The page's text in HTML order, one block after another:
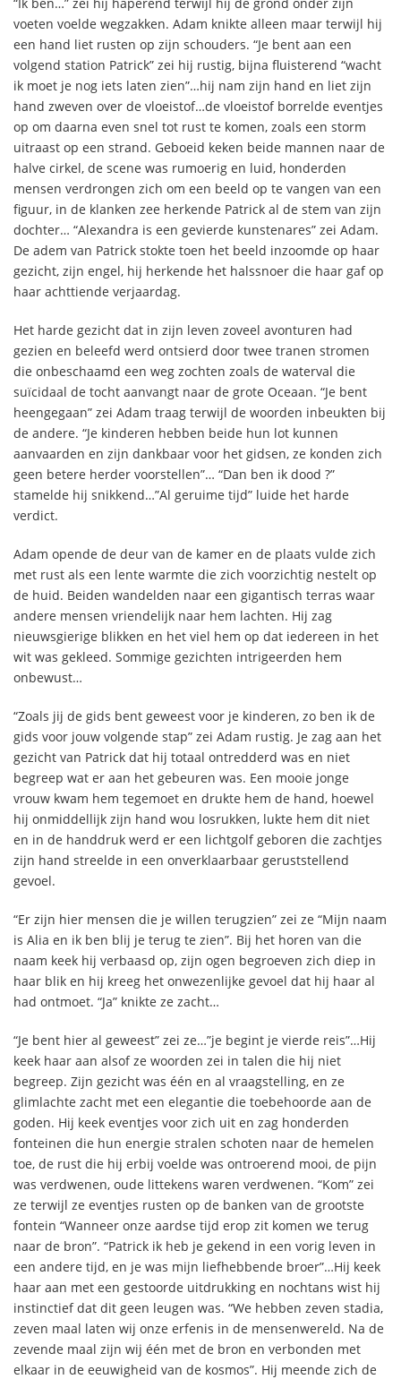
voeten voelde wegzakken. Adam knikte alleen maar terwijl hij
een hand liet rusten op zijn schouders. “Je bent aan een
volgend station Patrick” zei hij rustig, bijna fluisterend “wacht
ik moet je nog iets laten zien”…hij nam zijn hand en liet zijn
hand zweven over de vloeistof…de vloeistof borrelde eventjes
op om daarna even snel tot rust te komen, zoals een storm
uitraast op een strand. Geboeid keken beide mannen naar de
halve cirkel, de scene was rumoerig en luid, honderden
mensen verdrongen zich om een beeld op te vangen van een
figuur, in de klanken zee herkende Patrick al de stem van zijn
dochter… “Alexandra is een gevierde kunstenares” zei Adam.
De adem van Patrick stokte toen het beeld inzoomde op haar
gezicht, zijn engel, hij herkende het halssnoer die haar gaf op
haar achttiende verjaardag.
Het harde gezicht dat in zijn leven zoveel avonturen had
gezien en beleefd werd ontsierd door twee tranen stromen
die onbeschaamd een weg zochten zoals de waterval die
suïcidaal de tocht aanvangt naar de grote Oceaan. “Je bent
heengegaan” zei Adam traag terwijl de woorden inbeukten bij
de andere. “Je kinderen hebben beide hun lot kunnen
aanvaarden en zijn dankbaar voor het gidsen, ze konden zich
geen betere herder voorstellen”… “Dan ben ik dood ?”
stamelde hij snikkend…”Al geruime tijd” luide het harde
verdict.
Adam opende de deur van de kamer en de plaats vulde zich
met rust als een lente warmte die zich voorzichtig nestelt op
de huid. Beiden wandelden naar een gigantisch terras waar
andere mensen vriendelijk naar hem lachten. Hij zag
nieuwsgierige blikken en het viel hem op dat iedereen in het
wit was gekleed. Sommige gezichten intrigeerden hem
onbewust…
“Zoals jij de gids bent geweest voor je kinderen, zo ben ik de
gids voor jouw volgende stap” zei Adam rustig. Je zag aan het
gezicht van Patrick dat hij totaal ontredderd was en niet
begreep wat er aan het gebeuren was. Een mooie jonge
vrouw kwam hem tegemoet en drukte hem de hand, hoewel
hij onmiddellijk zijn hand wou losrukken, lukte hem dit niet
en in de handdruk werd er een lichtgolf geboren die zachtjes
zijn hand streelde in een onverklaarbaar geruststellend
gevoel.
“Er zijn hier mensen die je willen terugzien” zei ze “Mijn naam
is Alia en ik ben blij je terug te zien”. Bij het horen van die
naam keek hij verbaasd op, zijn ogen begroeven zich diep in
haar blik en hij kreeg het onwezenlijke gevoel dat hij haar al
had ontmoet. “Ja” knikte ze zacht…
“Je bent hier al geweest” zei ze…”je begint je vierde reis”…Hij
keek haar aan alsof ze woorden zei in talen die hij niet
begreep. Zijn gezicht was één en al vraagstelling, en ze
glimlachte zacht met een elegantie die toebehoorde aan de
goden. Hij keek eventjes voor zich uit en zag honderden
fonteinen die hun energie stralen schoten naar de hemelen
toe, de rust die hij erbij voelde was ontroerend mooi, de pijn
was verdwenen, oude littekens waren verdwenen. “Kom” zei
ze terwijl ze eventjes rusten op de banken van de grootste
fontein “Wanneer onze aardse tijd erop zit komen we terug
naar de bron”. “Patrick ik heb je gekend in een vorig leven in
een andere tijd, en je was mijn liefhebbende broer”…Hij keek
haar aan met een gestoorde uitdrukking en nochtans wist hij
instinctief dat dit geen leugen was. “We hebben zeven stadia,
zeven maal laten wij onze erfenis in de mensenwereld. Na de
zevende maal zijn wij één met de bron en verbonden met
elkaar in de eeuwigheid van de kosmos”. Hij meende zich de